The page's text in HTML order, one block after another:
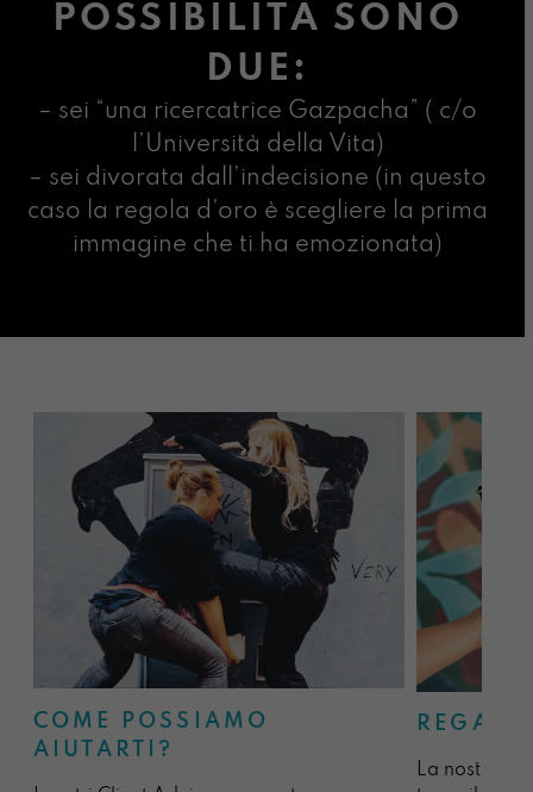
POSSIBILITÀ SONO
DUE:
– sei “una ricercatrice Gazpacha” ( c/o
l’Università della Vita)
– sei divorata dall’indecisione (in questo
caso la regola d’oro è scegliere la prima
immagine che ti ha emozionata)
COME POSSIAMO
AIUTARTI?
La nostra